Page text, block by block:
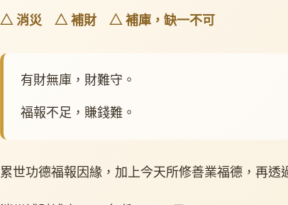
△ 消災 △ 補財 △ 補庫，缺一不可
有財無庫，財難守。
福報不足，賺錢難。
累世功德福報因緣，加上今天所修善業福德，再透